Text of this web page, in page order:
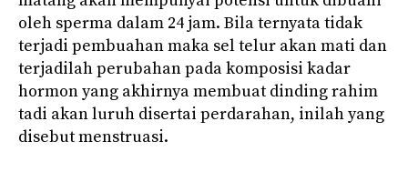
oleh sperma dalam 24 jam. Bila ternyata tidak
terjadi pembuahan maka sel telur akan mati dan
terjadilah perubahan pada komposisi kadar
hormon yang akhirnya membuat dinding rahim
tadi akan luruh disertai perdarahan, inilah yang
disebut menstruasi.